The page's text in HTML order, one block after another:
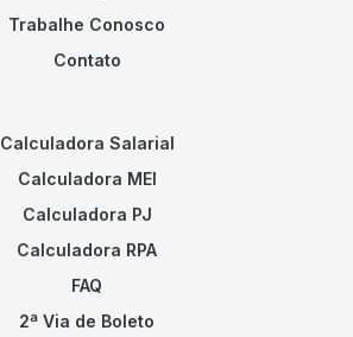
Trabalhe Conosco
Contato
Calculadora Salarial
Calculadora MEI
Calculadora PJ
Calculadora RPA
FAQ
2ª Via de Boleto